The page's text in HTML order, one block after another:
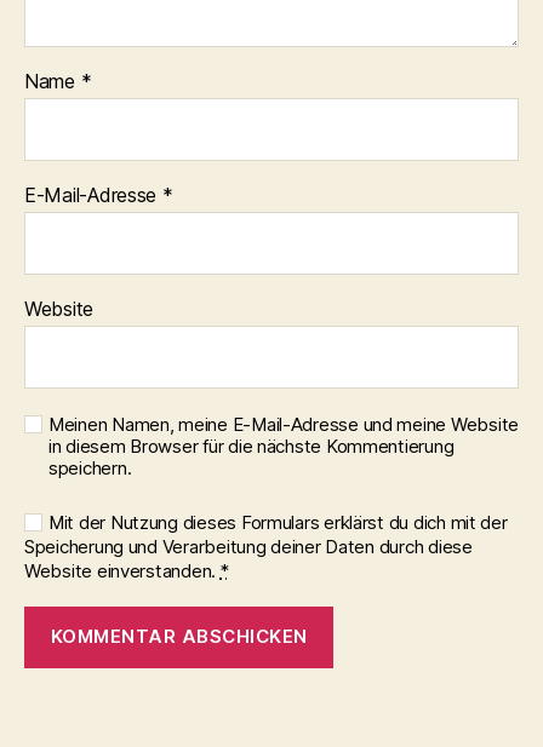
Name *
E-Mail-Adresse *
Website
Meinen Namen, meine E-Mail-Adresse und meine Website
in diesem Browser für die nächste Kommentierung
speichern.
Mit der Nutzung dieses Formulars erklärst du dich mit der
Speicherung und Verarbeitung deiner Daten durch diese
Website einverstanden. *